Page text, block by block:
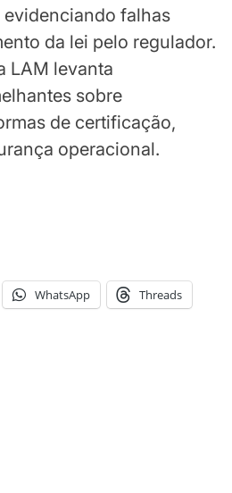
falhas
da lei pelo regulador.
LAM levanta
sobre
de certificação,
operacional.
WhatsApp Threads